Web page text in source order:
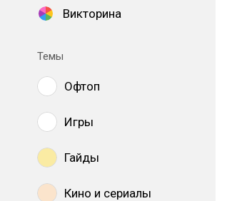
Викторина
Темы
Офтоп
Игры
Гайды
Кино и сериалы